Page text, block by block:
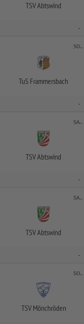
TSV Abtswind
-
SO..
TuS Frammersbach
-
SA..
TSV Abtswind
-
SA..
TSV Abtswind
-
SO..
TSV Mönchröden